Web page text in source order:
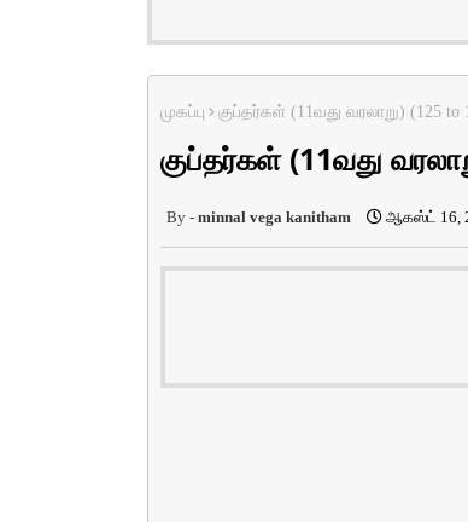
முகப்பு குப்தர்கள் (11வது வரலாறு) (125 to
குப்தர்கள் (11வது
minnal vega kanitham ஆகஸ்ட் 16,